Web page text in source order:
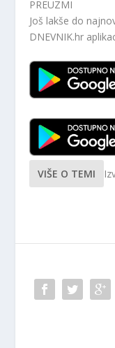
PREUZMI
Još lakše do
DNEVNIK.hr
VIŠE O TEMI